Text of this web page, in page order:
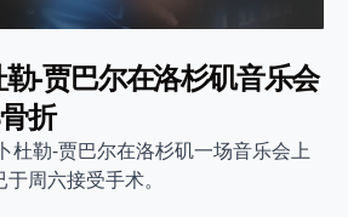
勒-贾巴尔在洛杉矶音乐会
折
杜勒-贾巴尔在洛杉矶一场音乐会上
周六接受手术。